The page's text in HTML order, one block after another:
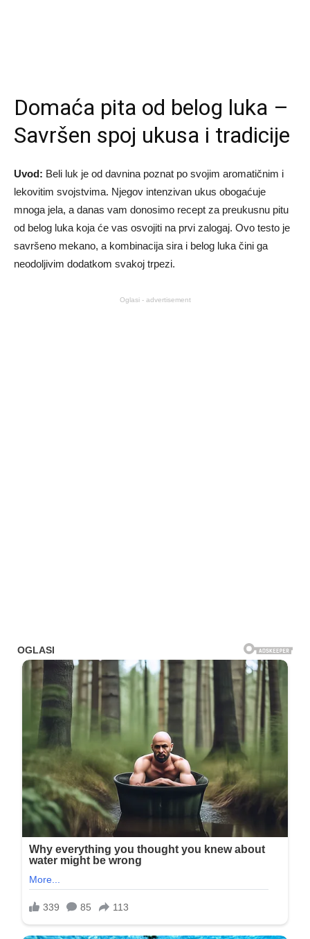
Domaća pita od belog luka –
Savršen spoj ukusa i tradicije
Uvod: Beli luk je od davnina poznat po svojim aromatičnim i
lekovitim svojstvima. Njegov intenzivan ukus obogaćuje
mnoga jela, a danas vam donosimo recept za preukusnu pitu
od belog luka koja će vas osvojiti na prvi zalogaj. Ovo testo je
savršeno mekano, a kombinacija sira i belog luka čini ga
neodoljivim dodatkom svakoj trpezi.
Oglasi - advertisement